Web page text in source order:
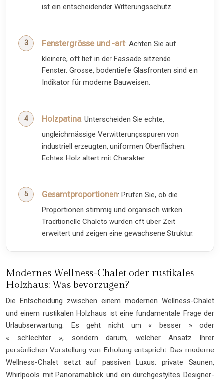
ist ein entscheidender Witterungsschutz.
Fenstergrösse und -art: Achten Sie auf
kleinere, oft tief in der Fassade sitzende
Fenster. Grosse, bodentiefe Glasfronten sind ein
Indikator für moderne Bauweisen.
Holzpatina: Unterscheiden Sie echte,
ungleichmässige Verwitterungsspuren von
industriell erzeugten, uniformen Oberflächen.
Echtes Holz altert mit Charakter.
Gesamtproportionen: Prüfen Sie, ob die
Proportionen stimmig und organisch wirken.
Traditionelle Chalets wurden oft über Zeit
erweitert und zeigen eine gewachsene Struktur.
Modernes Wellness-Chalet oder rustikales
Holzhaus: Was bevorzugen?
Die Entscheidung zwischen einem modernen Wellness-Chalet
und einem rustikalen Holzhaus ist eine fundamentale Frage der
Urlaubserwartung. Es geht nicht um « besser » oder
« schlechter », sondern darum, welcher Ansatz Ihrer
persönlichen Vorstellung von Erholung entspricht. Das moderne
Wellness-Chalet setzt auf passiven Luxus: private Saunen,
Whirlpools mit Panoramablick und ein durchgestyltes Designer-